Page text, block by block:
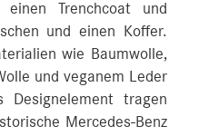
einen Trenchcoat und
und einen Koffer.
wie Baumwolle,
und veganem Leder
Designelement tragen
Mercedes-Benz